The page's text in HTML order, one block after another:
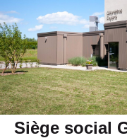
Siège social